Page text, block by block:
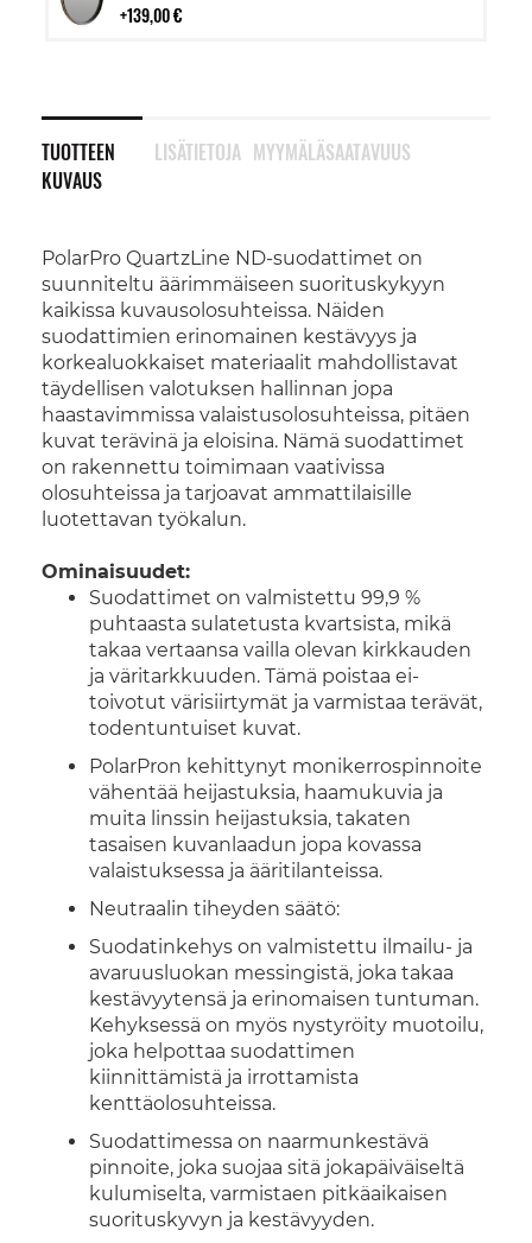
139,00 €
TUOTTEEN
KUVAUS
PolarPro QuartzLine ND-suodattimet on
suunniteltu äärimmäiseen suorituskykyyn
kaikissa kuvausolosuhteissa. Näiden
suodattimien erinomainen kestävyys ja
korkealuokkaiset materiaalit mahdollistavat
täydellisen valotuksen hallinnan jopa
haastavimmissa valaistusolosuhteissa, pitäen
kuvat terävinä ja eloisina. Nämä suodattimet
on rakennettu toimimaan vaativissa
olosuhteissa ja tarjoavat ammattilaisille
luotettavan työkalun.
Ominaisuudet:
Suodattimet on valmistettu 99,9 %
puhtaasta sulatetusta kvartsista, mikä
takaa vertaansa vailla olevan kirkkauden
ja väritarkkuuden. Tämä poistaa ei-
toivotut värisiirtymät ja varmistaa terävät,
todentuntuiset kuvat.
PolarPron kehittynyt monikerrospinnoite
vähentää heijastuksia, haamukuvia ja
muita linssin heijastuksia, takaten
tasaisen kuvanlaadun jopa kovassa
valaistuksessa ja ääritilanteissa.
Neutraalin tiheyden säätö:
Suodatinkehys on valmistettu ilmailu- ja
avaruusluokan messingistä, joka takaa
kestävyytensä ja erinomaisen tuntuman.
Kehyksessä on myös nystyröity muotoilu,
joka helpottaa suodattimen
kiinnittämistä ja irrottamista
kenttäolosuhteissa.
Suodattimessa on naarmunkestävä
pinnoite, joka suojaa sitä jokapäiväiseltä
kulumiselta, varmistaen pitkäaikaisen
suorituskyvyn ja kestävyyden.
LISÄTIETOJA MYYMÄLÄSAATAVUUS